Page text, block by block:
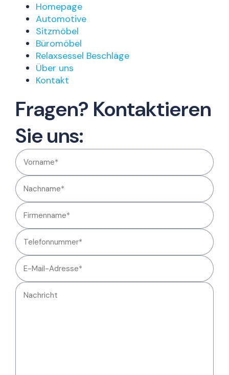
Homepage
Automotive
Sitzmöbel
Büromöbel
Relaxsessel Beschläge
Über uns
Kontakt
Fragen? Kontaktieren
Sie uns: